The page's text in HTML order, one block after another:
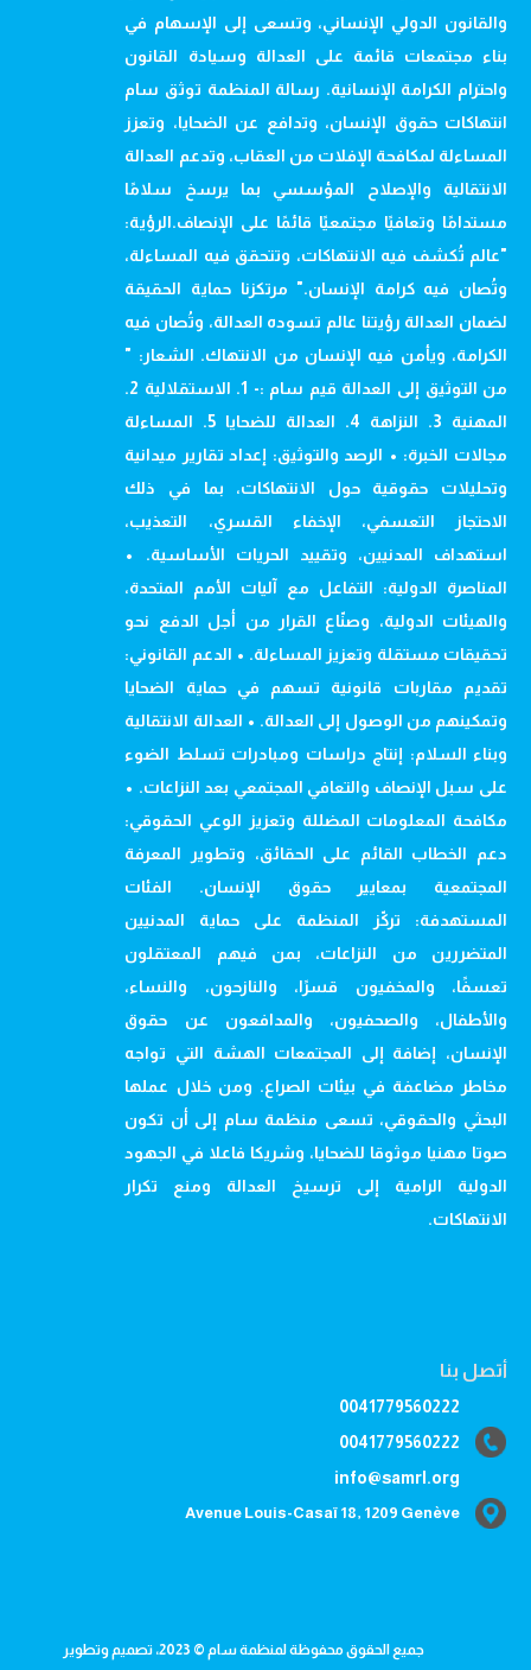
والقانون الدولي الإنساني، وتسعى إلى الإسهام في
بناء مجتمعات قائمة على العدالة وسيادة القانون
واحترام الكرامة الإنسانية. رسالة المنظمة توثق سام
انتهاكات حقوق الإنسان، وتدافع عن الضحايا، وتعزز
المساءلة لمكافحة الإفلات من العقاب، وتدعم العدالة
الانتقالية والإصلاح المؤسسي بما يرسخ سلامًا
مستدامًا وتعافيًا مجتمعيًا قائمًا على الإنصاف.الرؤية:
"عالم تُكشف فيه الانتهاكات، وتتحقق فيه المساءلة،
وتُصان فيه كرامة الإنسان." مرتكزنا حماية الحقيقة
لضمان العدالة رؤيتنا عالم تسوده العدالة، وتُصان فيه
الكرامة، ويأمن فيه الإنسان من الانتهاك. الشعار: "
من التوثيق إلى العدالة قيم سام :- 1. الاستقلالية 2.
المهنية 3. النزاهة 4. العدالة للضحايا 5. المساءلة
مجالات الخبرة: • الرصد والتوثيق: إعداد تقارير ميدانية
وتحليلات حقوقية حول الانتهاكات، بما في ذلك
الاحتجاز التعسفي، الإخفاء القسري، التعذيب،
استهداف المدنيين، وتقييد الحريات الأساسية. •
المناصرة الدولية: التفاعل مع آليات الأمم المتحدة،
والهيئات الدولية، وصنّاع القرار من أجل الدفع نحو
تحقيقات مستقلة وتعزيز المساءلة. • الدعم القانوني:
تقديم مقاربات قانونية تسهم في حماية الضحايا
وتمكينهم من الوصول إلى العدالة. • العدالة الانتقالية
وبناء السلام: إنتاج دراسات ومبادرات تسلط الضوء
على سبل الإنصاف والتعافي المجتمعي بعد النزاعات. •
مكافحة المعلومات المضللة وتعزيز الوعي الحقوقي:
دعم الخطاب القائم على الحقائق، وتطوير المعرفة
المجتمعية بمعايير حقوق الإنسان. الفئات
المستهدفة: تركّز المنظمة على حماية المدنيين
المتضررين من النزاعات، بمن فيهم المعتقلون
تعسفًا، والمخفيون قسرًا، والنازحون، والنساء،
والأطفال، والصحفيون، والمدافعون عن حقوق
الإنسان، إضافة إلى المجتمعات الهشة التي تواجه
مخاطر مضاعفة في بيئات الصراع. ومن خلال عملها
البحثي والحقوقي، تسعى منظمة سام إلى أن تكون
صوتا مهنيا موثوقا للضحايا، وشريكا فاعلا في الجهود
الدولية الرامية إلى ترسيخ العدالة ومنع تكرار
الانتهاكات.
أتصل بنا
0041779560222
0041779560222
info@samrl.org
Avenue Louis-Casaï 18, 1209 Genève
جميع الحقوق محفوظة لمنظمة سام © 2023، تصميم وتطوير